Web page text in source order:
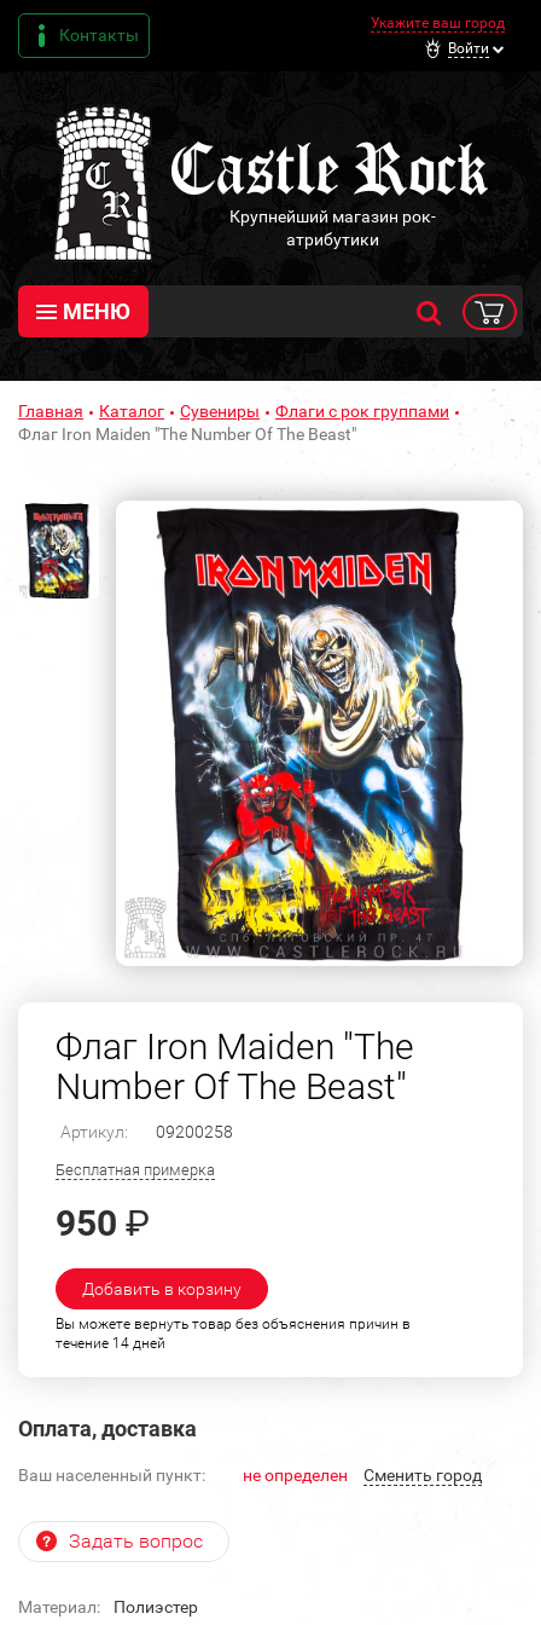
Контакты
Укажите ваш город
Войти
Крупнейший магазин рок-
атрибутики
МЕНЮ
Главная Каталог Сувениры
Флаги с рок группами
Флаг Iron Maiden "The Number Of The Beast"
Флаг Iron Maiden "The
Number Of The Beast"
Артикул: 09200258
Бесплатная примерка
950 ₽
Добавить в корзину
Вы можете вернуть товар без объяснения причин в
течение 14 дней
Оплата, доставка
Ваш населенный пункт: не определен Cменить город
Задать вопрос
Материал:
Полиэстер